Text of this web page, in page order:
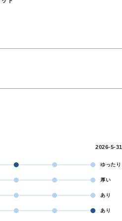
る万能さを持っています。 柔らかく優し
2026-5-31
ゆったり
厚い
あり
あり